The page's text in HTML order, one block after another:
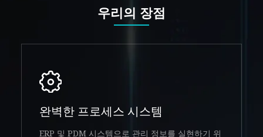
우리의 장점
완벽한 프로세스 시스템
ERP 및 PDM 시스템으로 관리 정보를 실현하기 위